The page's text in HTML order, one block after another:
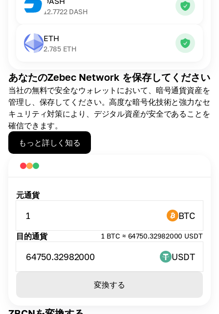
あなたのZebec Network を保存してください
当社の無料で安全なウォレットにおいて、暗号通貨資産を
管理し、保存してください。高度な暗号化技術と強力なセ
キュリティ対策により、デジタル資産が安全であることを
確信できます。
もっと詳しく知る
12.7722 DASH
ETH
2.785 ETH
元通貨
1 BTC
目的通貨 1 BTC ≈ 64750.32982000 USDT
64750.32982000 USDT
変換する